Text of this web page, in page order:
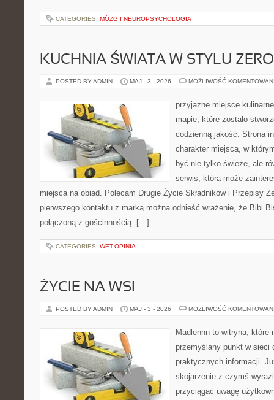
CATEGORIES: MÓZG I NEUROPSYCHOLOGIA
KUCHNIA ŚWIATA W STYLU
POSTED BY ADMIN MAJ - 3 - 2026 MOŻLIWOŚĆ
przyjazne miejsce
mapie, które zostało
codzienną jakość. Strona
charakter miejsca, w
być nie tylko świeże, ale
serwis, która może
miejsca na obiad. Polecam Drugie Życie Składników i Przepisy
pierwszego kontaktu z marką można odnieść wrażenie, że Bibi
połączoną z gościnnością. […]
CATEGORIES: WET-OPINIA
ŻYCIE NA WSI
POSTED BY ADMIN MAJ - 3 - 2026 MOŻLIWOŚĆ
Madlennn to witryna, które
przemyślany punkt w sieci
praktycznych informacji.
skojarzenie z czymś
przyciągać uwagę